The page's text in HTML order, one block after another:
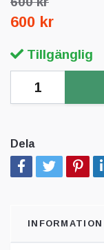
600 kr
Tillgänglig
Dela
INFORMATION